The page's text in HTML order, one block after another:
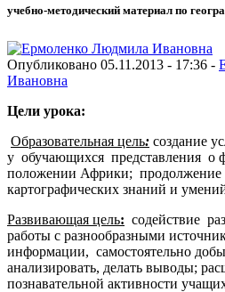
учебно-методический материал по
Опубликовано 05.11.2013 - 17:36 -
Ивановна
Цели урока:
Образовательная цель: создание
у обучающихся представления о
положении Африки;
картографических знаний и
Развивающая цель: содействие
работы с разнообразными
информации, самостоятельно
анализировать, делать выводы;
познавательной активности